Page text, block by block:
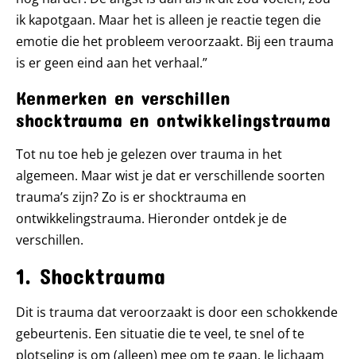
ik kapotgaan. Maar het is alleen je reactie tegen die
emotie die het probleem veroorzaakt. Bij een trauma
is er geen eind aan het verhaal.”
Kenmerken en verschillen
shocktrauma en ontwikkelingstrauma
Tot nu toe heb je gelezen over trauma in het
algemeen. Maar wist je dat er verschillende soorten
trauma’s zijn? Zo is er shocktrauma en
ontwikkelingstrauma. Hieronder ontdek je de
verschillen.
1. Shocktrauma
Dit is trauma dat veroorzaakt is door een schokkende
gebeurtenis. Een situatie die te veel, te snel of te
plotseling is om (alleen) mee om te gaan. Je lichaam